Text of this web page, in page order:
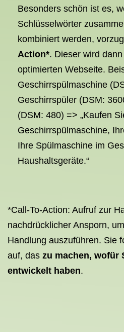
Besonders schön ist es,
Schlüsselwörter
kombiniert werden,
Action*. Dieser wird
optimierten Webseite.
Geschirrspülmaschine
Geschirrspüler (DSM:
(DSM: 480) => „Kaufen
Geschirrspülmaschine,
Ihre Spülmaschine im
Haushaltsgeräte.“
*Call-To-Action: Aufruf zur
nachdrücklicher Ansporn,
Handlung auszuführen. Sie
auf, das zu machen, wofür
entwickelt haben.